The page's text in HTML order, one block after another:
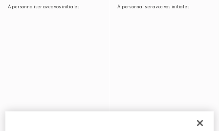
À personnaliser avec vos initiales À personnaliser avec vos initiales